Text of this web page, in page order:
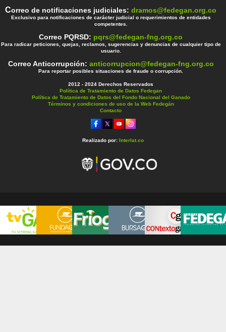
Correo de notificaciones judiciales:dramos@fedegan.org.co
Exclusivo para notificaciones de carácter judicial o requerimientos de entidades
competentes.
Correo PQRSD: pqrs@fedegan-fng.org.co
Para radicar peticiones, quejas, reclamos, sugerencias y denuncias de cualquier tipo de
usuario.
Correo Anticorrupción: anticorrupcion@fedegan-fng.org.co
Para reportar posibles situaciones de fraude o corrupción.
2012 - 2024 Derechos Reservados
Política de Tratamiento de Datos Fedegan
Política de Tratamiento de Datos del Fondo Nacional del Ganado
Términos y condiciones de uso de la Web Fedegán
Contacto
Realizado por: Interlat.co